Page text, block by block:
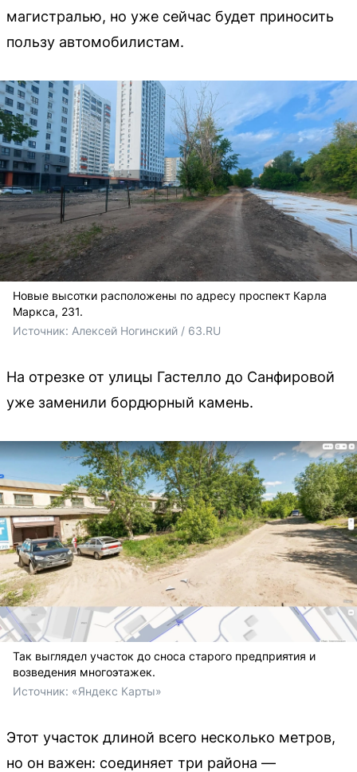
магистралью, но уже сейчас будет приносить
пользу автомобилистам.
Новые высотки расположены по адресу проспект Карла
Маркса, 231.
Источник: Алексей Ногинский / 63.RU
На отрезке от улицы Гастелло до Санфировой
уже заменили бордюрный камень.
Так выглядел участок до сноса старого предприятия и
возведения многоэтажек.
Источник: «Яндекс Карты»
Этот участок длиной всего несколько метров,
но он важен: соединяет три района —